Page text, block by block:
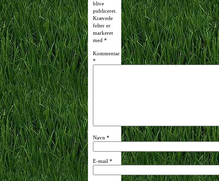
blive
publiceret.
Krævede
felter er
markeret
med *
Kommentar
*
Navn *
E-mail *